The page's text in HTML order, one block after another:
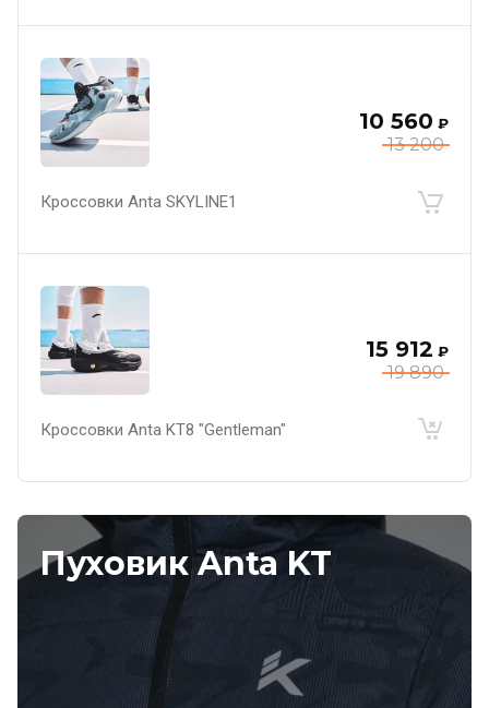
13 200
10 560 ₽
Кроссовки Anta SKYLINE1
19 890
15 912 ₽
Кроссовки Anta KT8 "Gentleman"
Пуховик Anta KT